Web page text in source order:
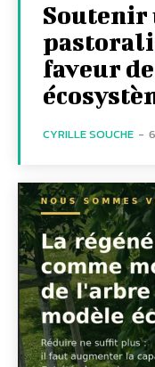
Soutenir
faveur
CYRILLE SOUCHE -